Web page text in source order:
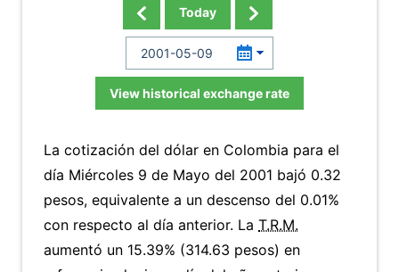
Today
View historical exchange rate
La cotización del dólar en Colombia para el
día Miércoles 9 de Mayo del 2001 bajó 0.32
pesos, equivalente a un descenso del 0.01%
con respecto al día anterior. La T.R.M.
aumentó un 15.39% (314.63 pesos) en